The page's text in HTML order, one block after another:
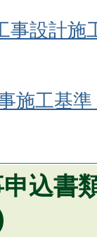
事設計
施工基
込書